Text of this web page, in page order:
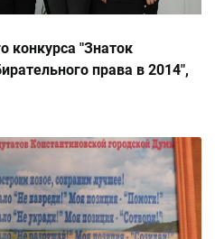
конкурса "Знаток
права в 2014",